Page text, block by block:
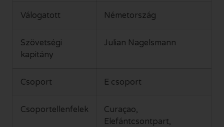
Válogatott Németország
Szövetségi
kapitány
Julian Nagelsmann
Csoport E csoport
Csoportellenfelek
Curaçao,
Elefántcsontpart,